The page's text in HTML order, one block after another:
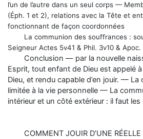
l’un de l’autre dans un seul corps —
(Éph. 1 et 2), relations avec la Tête et
fonctionnant de façon coordonnées
La communion des souffrances :
Seigneur Actes 5v41 & Phil. 3v10 & Apoc.
Conclusion — par la nouvelle
Esprit, tout enfant de Dieu est appelé
Dieu, et rendu capable d’en jouir. — La
limitée à la vie personnelle — La
intérieur et un côté extérieur : il faut les
COMMENT JOUIR D’UNE